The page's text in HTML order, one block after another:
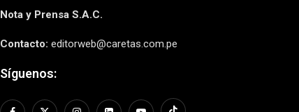
Nota y Prensa S.A.C.
Contacto: editorweb@caretas.com.pe
Síguenos: